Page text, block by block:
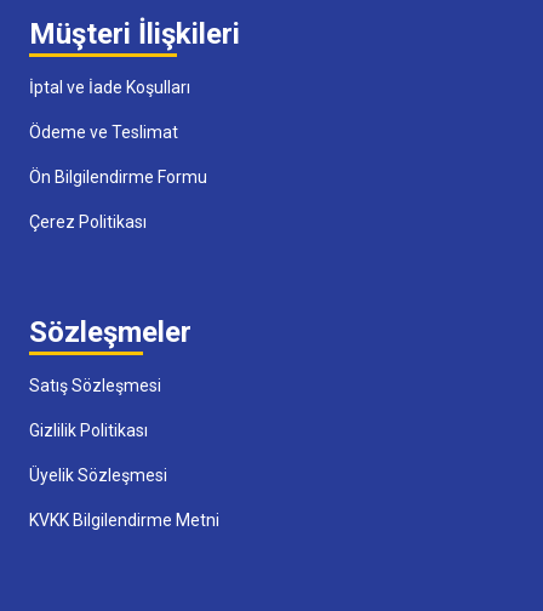
Müşteri İlişkileri
İptal ve İade Koşulları
Ödeme ve Teslimat
Ön Bilgilendirme Formu
Çerez Politikası
Sözleşmeler
Satış Sözleşmesi
Gizlilik Politikası
Üyelik Sözleşmesi
KVKK Bilgilendirme Metni